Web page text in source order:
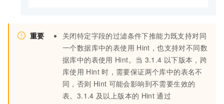
重要
关闭特定字段的过滤条件下推能力既支持对同
一个数据库中的表使用 Hint，也支持对不同数
据库中的表使用 Hint。当 3.1.4 以下版本，跨
库使用 Hint 时，需要保证两个库中的表名不
同，否则 Hint 可能会影响到不需要生效的
表。3.1.4 及以上版本的 Hint 通过